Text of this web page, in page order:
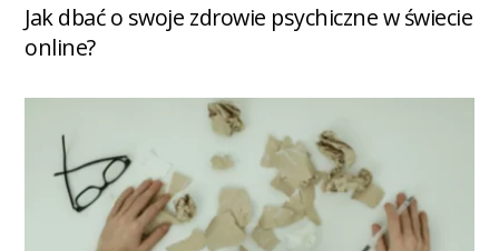
Jak dbać o swoje zdrowie psychiczne w świecie
online?